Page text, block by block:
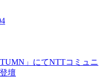
」にてNTTコミュニ
壇